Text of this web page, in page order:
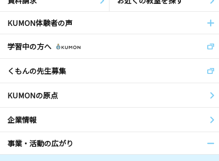
KUMON体験者の声
学習中の方へ
くもんの先生募集
KUMONの原点
企業情報
事業・活動の広がり